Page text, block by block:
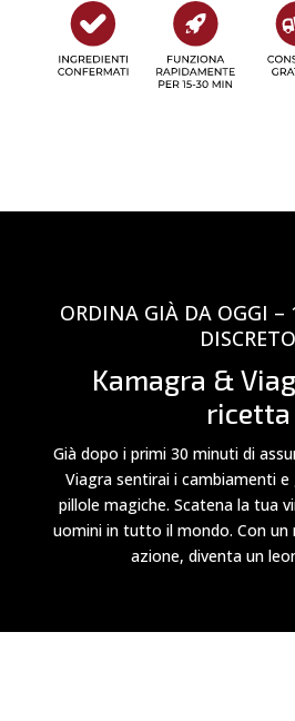
ORDINA GIÀ DA OGGI –
DISCRETO
Kamagra &
ricetta
Già dopo i primi 30 minuti di
Viagra sentirai i cambiamenti
pillole magiche. Scatena la tua
uomini in tutto il mondo. Con un
azione, diventa un